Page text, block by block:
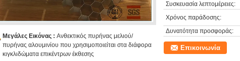
Μεγάλες Εικόνας : Ανθεκτικός πυρήνας μελιού/
πυρήνας αλουμινίου που χρησιμοποιείται στα διάφορα
κιγκλιδώματα επικέντρων έκθεσης
Συσκευασία λεπτομέρειες:
Χρόνος παράδοσης:
Δυνατότητα προσφοράς:
Επικοινωνία